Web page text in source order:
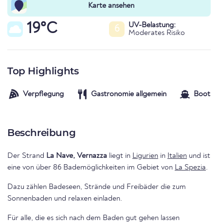
Karte ansehen
19°C 6
UV-Belastung:
Moderates Risiko
Top Highlights
Verpflegung Gastronomie allgemein
Beschreibung
Der Strand La Nave, Vernazza liegt in Ligurien in Italien und ist
eine von über 86 Bademöglichkeiten im Gebiet von La Spezia.
Dazu zählen Badeseen, Strände und Freibäder die zum
Sonnenbaden und relaxen einladen.
Für alle, die es sich nach dem Baden gut gehen lassen